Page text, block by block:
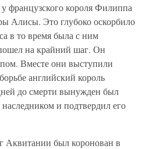
французского короля Филиппа
Алисы. Это глубоко оскорбило
в то время была с ним
на крайний шаг. Он
Вместе они выступили
английский король
до смерти вынужден был
и подтвердил его
Аквитании был коронован в